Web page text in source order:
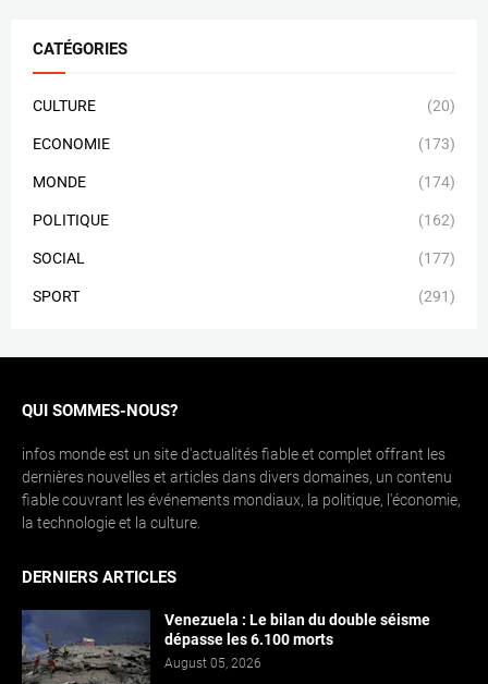
CATÉGORIES
CULTURE (20)
ECONOMIE (173)
MONDE (174)
POLITIQUE (162)
SOCIAL (177)
SPORT (291)
QUI SOMMES-NOUS?
infos monde est un site d'actualités fiable et complet offrant les
dernières nouvelles et articles dans divers domaines, un contenu
fiable couvrant les événements mondiaux, la politique, l'économie,
la technologie et la culture.
DERNIERS ARTICLES
Venezuela : Le bilan du double séisme
dépasse les 6.100 morts
August 05, 2026